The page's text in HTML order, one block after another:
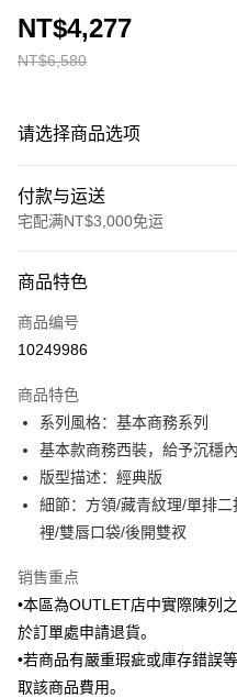
NT$6,580
NT$4,277
请选择商品选项
付款与运送
宅配满NT$3,000免运
信用卡一次付款
信用卡分期付款
合作金库商业银行
华南商业银行
上海商业储蓄银行
国泰世华商业银行
台湾中小企业银行
汇丰（台湾）商业银行
联邦商业银行
元大商业银行
台新国际商业银行
台湾乐天信用卡公司
6期 0利率，每期
华南商业银行
上海商业储蓄银行
国泰世华商业银行
台湾中小企业银行
联邦商业银行
元大商业银行
玉山商业银行
台湾乐天信用卡公司
LINE Pay
Apple Pay
街口支付
悠遊付
Google Pay
AFTEE先享后付
商品特色
商品编号
10249986
商品特色
系列風格：基本商務系列
基本款商務西裝，給予沉穩內
版型描述：經典版
細節：方領/藏青紋理/單排
裡/雙唇口袋/後開雙衩
销售重点
•本區為OUTLET店中實際陳列
於訂單處申請退貨。
•若商品有嚴重瑕疵或庫存錯誤
取該商品費用。